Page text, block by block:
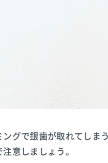
ングで銀歯が取れてしま
意しましょう。